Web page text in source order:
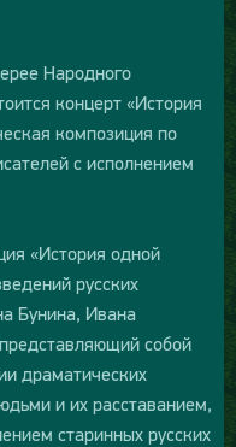
Народного
концерт «История
композиция по
с исполнением
«История одной
русских
Бунина, Ивана
собой
драматических
и их расставанием,
старинных русских